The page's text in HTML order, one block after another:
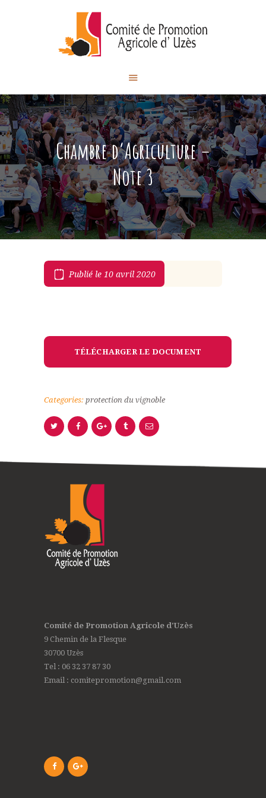
Chambre d’Agriculture –
Note 3
Comité de Promotion des
Produits Agricoles d'Uzès
ACCUEIL
NOS ÉVÉNEMENTS
NOS ACTUALITÉS
CONTACT
Publié le 10 avril 2020
TÉLÉCHARGER LE DOCUMENT
Categories: protection du vignoble
Comité de Promotion Agricole d'Uzès
9 Chemin de la Flesque
30700 Uzès
Tel : 06 32 37 87 30
Email : comitepromotion@gmail.com